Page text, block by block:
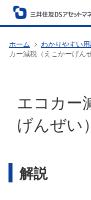
ホーム わかりやすい
カー減税（えこかーげん
エコカー
げんぜい）
解説